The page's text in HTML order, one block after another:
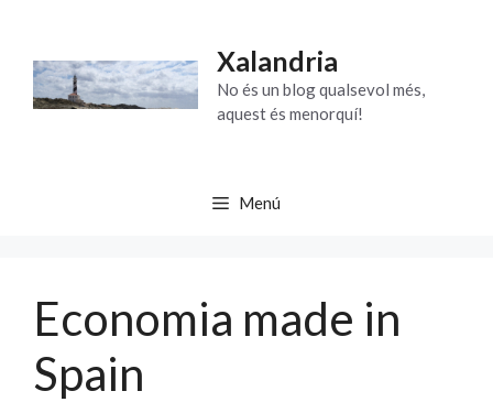
contingut
Xalandria
No és un blog qualsevol més,
aquest és menorquí!
Menú
Economia made in
Spain